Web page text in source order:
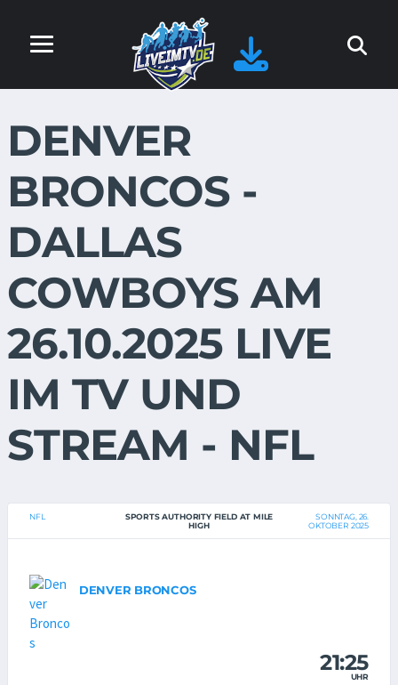
DENVER
BRONCOS -
DALLAS
COWBOYS AM
26.10.2025 LIVE
IM TV UND
STREAM - NFL
NFL
SPORTS AUTHORITY FIELD AT MILE
HIGH
SONNTAG, 26.
OKTOBER 2025
DENVER BRONCOS
21:25
UHR